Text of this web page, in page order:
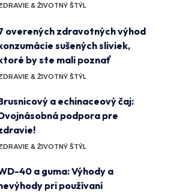
& ŽIVOTNÝ ŠTÝL
overených zdravotných výhod
sušených sliviek,
by ste mali poznať
& ŽIVOTNÝ ŠTÝL
a echinaceový čaj:
podpora pre
& ŽIVOTNÝ ŠTÝL
40 a guma: Výhody a
pri používaní